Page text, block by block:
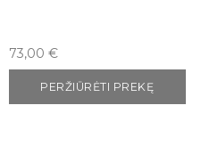
Kaina
73,00 €
PERŽIŪRĖTI PREKĘ